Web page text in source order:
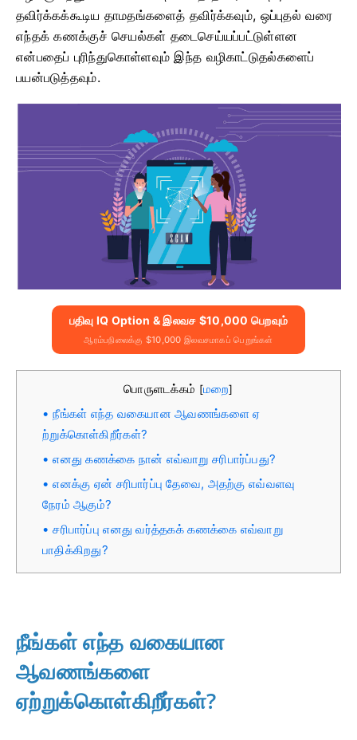
தவிர்க்கக்கூடிய தாமதங்களைத் தவிர்க்கவும், ஒப்புதல் வரை
எந்தக் கணக்குச் செயல்கள் தடைசெய்யப்பட்டுள்ளன
என்பதைப் புரிந்துகொள்ளவும் இந்த வழிகாட்டுதல்களைப்
பயன்படுத்தவும்.
பதிவு IQ Option & இலவச $10,000 பெறவும்
ஆரம்பநிலைக்கு $10,000 இலவசமாகப் பெறுங்கள்
பொருளடக்கம் [மறை]
நீங்கள் எந்த வகையான ஆவணங்களை ஏ
ற்றுக்கொள்கிறீர்கள்?
எனது கணக்கை நான் எவ்வாறு சரிபார்ப்பது?
எனக்கு ஏன் சரிபார்ப்பு தேவை, அதற்கு எவ்வளவு
நேரம் ஆகும்?
சரிபார்ப்பு எனது வர்த்தகக் கணக்கை எவ்வாறு
பாதிக்கிறது?
நீங்கள் எந்த வகையான
ஆவணங்களை
ஏற்றுக்கொள்கிறீர்கள்?